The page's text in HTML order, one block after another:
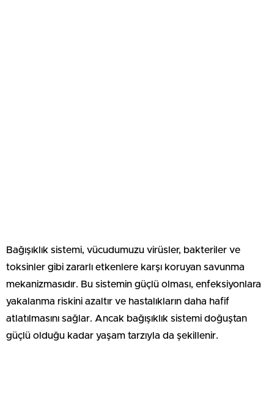
Bağışıklık sistemi, vücudumuzu virüsler, bakteriler ve
toksinler gibi zararlı etkenlere karşı koruyan savunma
mekanizmasıdır. Bu sistemin güçlü olması, enfeksiyonlara
yakalanma riskini azaltır ve hastalıkların daha hafif
atlatılmasını sağlar. Ancak bağışıklık sistemi doğuştan
güçlü olduğu kadar yaşam tarzıyla da şekillenir.